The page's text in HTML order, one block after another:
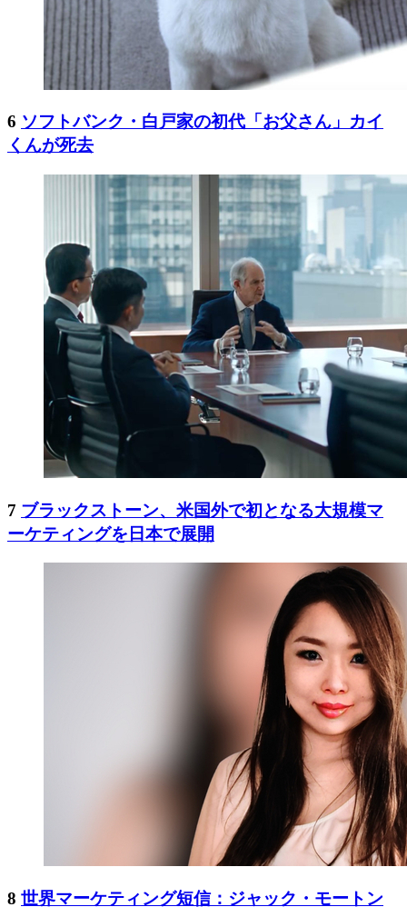
6 ソフトバンク・白戸家の初代「お父さん」カイ
くんが死去
7 ブラックストーン、米国外で初となる大規模マ
ーケティングを日本で展開
8 世界マーケティング短信：ジャック・モートン